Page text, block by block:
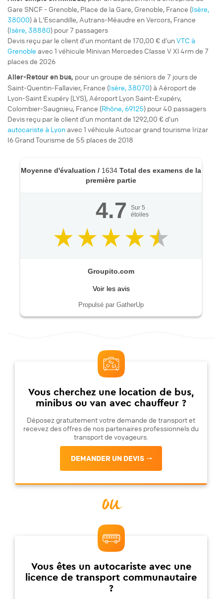
Gare SNCF - Grenoble, Place de la Gare, Grenoble, France (Isère,
38000) à L'Escandille, Autrans-Méaudre en Vercors, France
(Isère, 38880) pour 7 passagers
Devis reçu par le client d’un montant de 170,00 € d’unVTC à
Grenoble avec 1 véhicule Minivan Mercedes Classe V Xl 4rm de 7
places de 2026
Aller-Retouren bus, pour ungroupe de séniorsde 7 jours de
Saint-Quentin-Fallavier, France (Isère, 38070) à Aéroport de
Lyon-Saint Exupéry (LYS), Aéroport Lyon Saint-Exupéry,
Colombier-Saugnieu, France (Rhône, 69125) pour 40 passagers
Devis reçu par le client d’un montant de 1292,00 € d’un
autocariste à Lyon avec 1 véhicule Autocar grand tourisme Irizar
I6 Grand Tourisme de 55 places de 2018
Moyenne d'évaluation / 1634 Total des examens de la
première partie
4.7 Sur 5
étoiles
Groupito.com
Voir les avis
Propulsé par GatherUp
Vous cherchez une location de bus,
minibus ou van avec chauffeur ?
Déposez gratuitement votre demande de transport et
recevez des offres de nos partenaires professionnels du
transport de voyageurs.
DEMANDER UN DEVIS
ou
Vous êtes un autocariste avec une
licence de transport communautaire
?